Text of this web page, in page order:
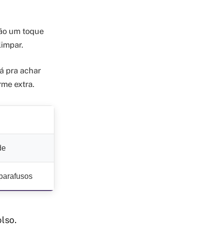
um toque
pra achar
extra.